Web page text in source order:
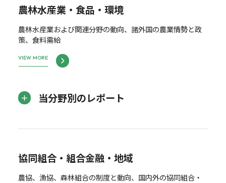
農林水産業・食品・環境
農林水産業および関連分野の動向、諸外国の農業情勢と政
策、食料需給
VIEW MORE
当分野別のレポート
協同組合・組合金融・地域
農協、漁協、森林組合の制度と動向、国内外の協同組合・